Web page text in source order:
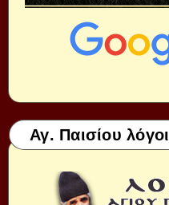
Αγ. Παισίου λόγοι